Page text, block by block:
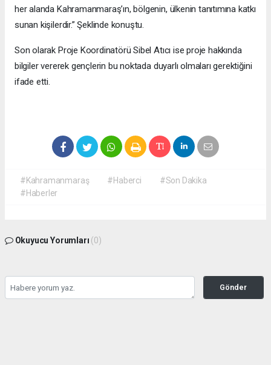
her alanda Kahramanmaraş’ın, bölgenin, ülkenin tanıtımına katkı
sunan kişilerdir.” Şeklinde konuştu.
Son olarak Proje Koordinatörü Sibel Atıcı ise proje hakkında
bilgiler vererek gençlerin bu noktada duyarlı olmaları gerektiğini
ifade etti.
#Kahramanmaraş #Haberci
#Son Dakika
#Haberler
Okuyucu Yorumları (0)
Gönder